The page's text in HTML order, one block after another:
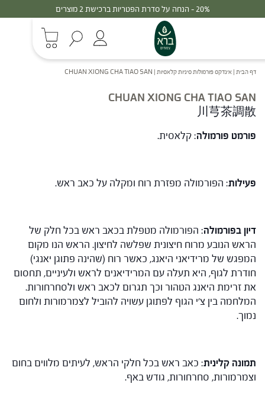
20% - הנחה על סדרת הפטריות ברכישת 2 מוצרים
דף הבית | אינדקס פורמולות סיניות קלאסיות |
CHUAN XIONG CHA TIAO SAN
CHUAN XIONG CHA TIAO SAN
川芎茶調散
פורמט פורמולה: קלאסית.
פעילות: הפורמולה מפזרת רוח ומקלה על כאב ראש.
דיון בפורמולה: הפורמולה מטפלת בכאב ראש בכל חלק של
הראש הנובע מרוח חיצונית שפלשה לחיצון. הראש הנו מקום
המפגש של מרידיאני היאנג, כאשר רוח (שהינה פתוגן יאנגי)
חודרת לגוף, היא תעלה עם המרידיאנים לראש ולעיניים, תחסום
את זרימת היאנג הטהור וכך תגרום לכאב ראש ולסחרחורות.
המלחמה בין צ'י הגוף לפתוגן עשויה להוביל לצמרמורות ולחום
נמוך.
תמונה קלינית: כאב ראש בכל חלקי הראש, לעיתים מלווים בחום
וצמרמורות, סחרחורות, גודש באף.